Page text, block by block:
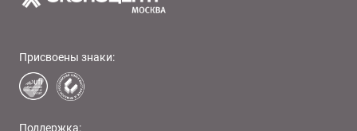
Присвоены знаки:
Поддержка: